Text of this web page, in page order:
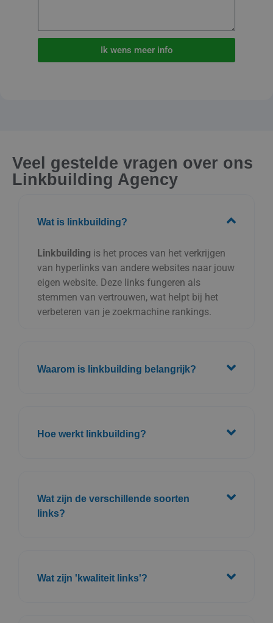
Ik wens meer info
Veel gestelde vragen over ons
Linkbuilding Agency
Wat is linkbuilding?
Linkbuilding is het proces van het verkrijgen
van hyperlinks van andere websites naar jouw
eigen website. Deze links fungeren als
stemmen van vertrouwen, wat helpt bij het
verbeteren van je zoekmachine rankings.
Waarom is linkbuilding belangrijk?
Hoe werkt linkbuilding?
Wat zijn de verschillende soorten
links?
Wat zijn 'kwaliteit links'?